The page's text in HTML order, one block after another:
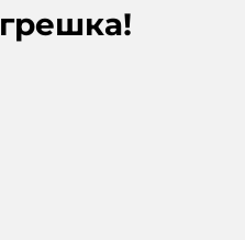
грешка!